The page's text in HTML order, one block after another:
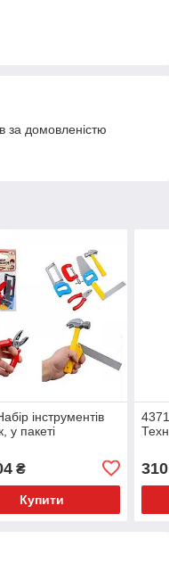
за домовленістю
інструментів
у пакеті
₴
Купити